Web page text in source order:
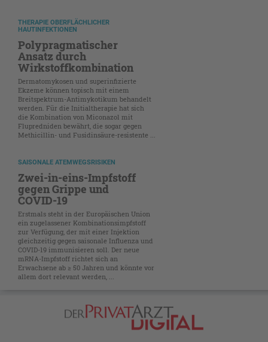
THERAPIE OBERFLÄCHLICHER
HAUTINFEKTIONEN
Polypragmatischer
Ansatz durch
Wirkstoffkombination
Dermatomykosen und superinfizierte
Ekzeme können topisch mit einem
Breitspektrum-Antimykotikum behandelt
werden. Für die Initialtherapie hat sich
die Kombination von Miconazol mit
Flupredniden bewährt, die sogar gegen
Methicillin- und Fusidinsäure-resistente ...
SAISONALE ATEMWEGSRISIKEN
Zwei-in-eins-Impfstoff
gegen Grippe und
COVID-19
Erstmals steht in der Europäischen Union
ein zugelassener Kombinationsimpfstoff
zur Verfügung, der mit einer Injektion
gleichzeitig gegen saisonale Influenza und
COVID-19 immunisieren soll. Der neue
mRNA-Impfstoff richtet sich an
Erwachsene ab ≥ 50 Jahren und könnte vor
allem dort relevant werden, ...